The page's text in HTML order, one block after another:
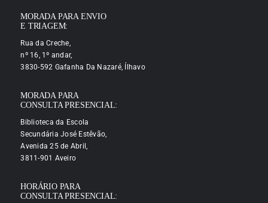
MORADA PARA ENVIO
E TRIAGEM:
Rua da Creche,
nº 16, 1º andar,
3830-592 Gafanha Da Nazaré, Ílhavo
MORADA PARA
CONSULTA PRESENCIAL:
Biblioteca da Escola
Secundária José Estêvão,
Avenida 25 de Abril,
3811-901 Aveiro
HORÁRIO PARA
CONSULTA PRESENCIAL: